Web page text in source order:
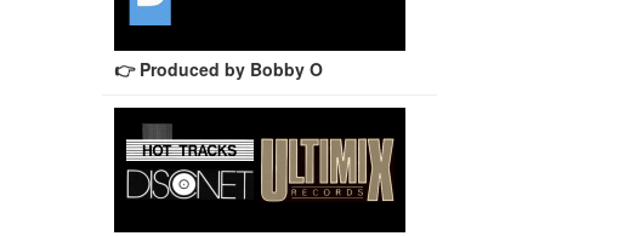
👉 Produced by Bobby O